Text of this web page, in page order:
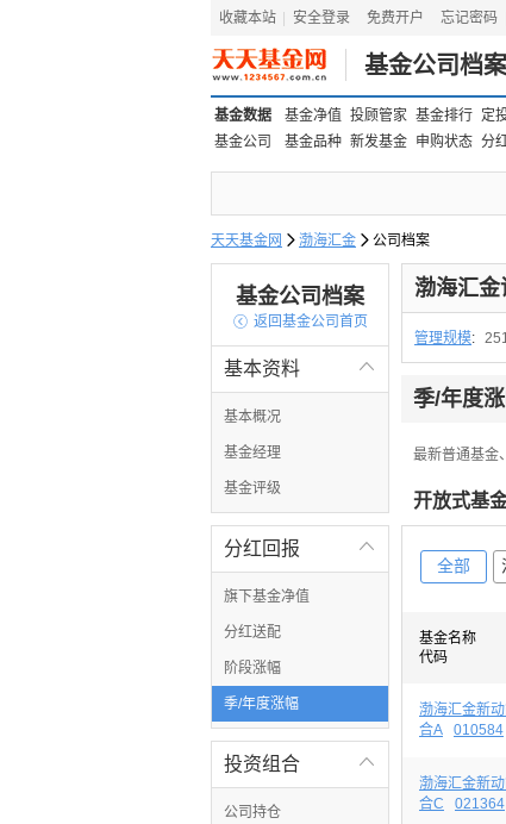
收藏本站 安全登录 免费开户 忘记密码
基金公司档案
基金数据 基金净值 投顾管家 基金排行 定
基金公司
基金品种 新发基金 申购状态 分
天天基金网  渤海汇金  公司档案
基金公司档案
 返回基金公司首页

基本资料
基本概况
基金经理
基金评级

分红回报
旗下基金净值
分红送配
阶段涨幅
季/年度涨幅

投资组合
公司持仓
渤海汇金
管理规模:
季/年度
最新普通基金
开放式基
全部
基金名称
代码
渤海汇金新
合A
010584
渤海汇金新
合C
021364